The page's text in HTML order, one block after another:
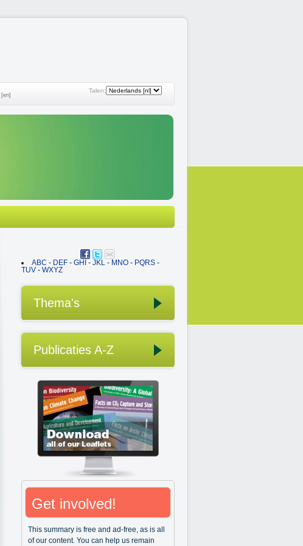
Talen:
[en]
ABC - DEF - GHI - JKL - MNO - PQRS -
TUV - WXYZ
Thema's
Publicaties A-Z
Get involved!
This summary is free and ad-free, as is all
of our content. You can help us remain